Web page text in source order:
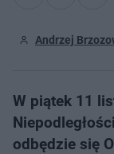
Andrzej
W piątek 11
odbędzie się